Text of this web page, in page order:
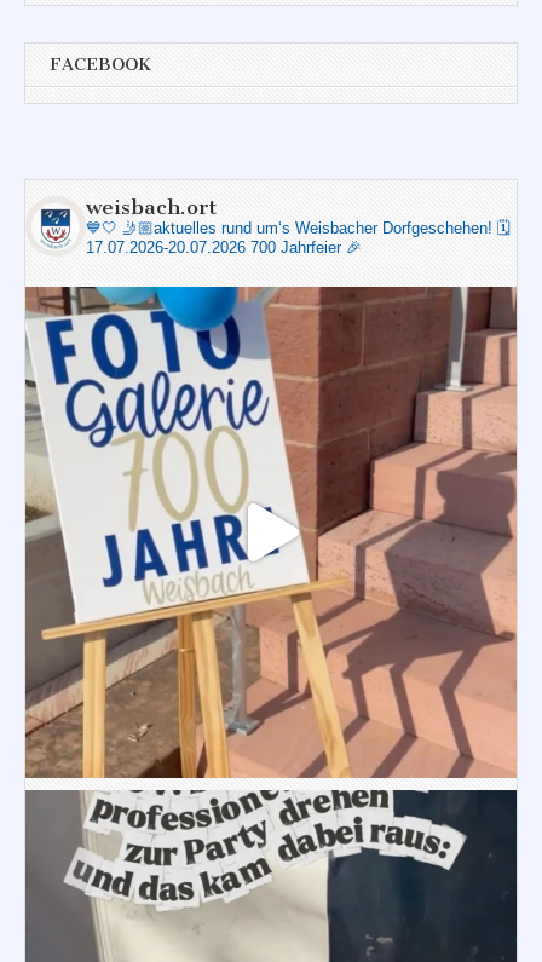
FACEBOOK
weisbach.ort
💙🤍 🤳🏼aktuelles rund um‘s Weisbacher Dorfgeschehen! 🗓️
17.07.2026-20.07.2026 700 Jahrfeier 🎉